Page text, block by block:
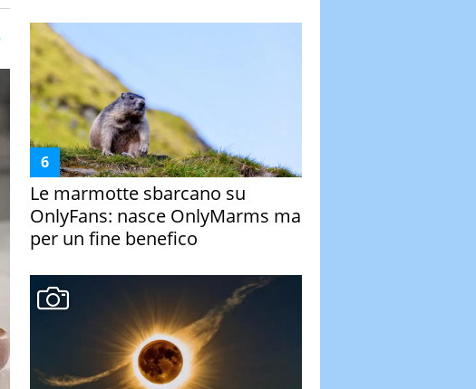
Le marmotte sbarcano su
OnlyFans: nasce OnlyMarms ma
per un fine benefico